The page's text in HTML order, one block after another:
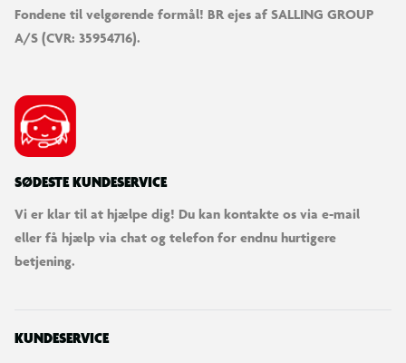
Fondene til velgørende formål! BR ejes af SALLING GROUP
A/S (CVR: 35954716).
SØDESTE KUNDESERVICE
Vi er klar til at hjælpe dig! Du kan kontakte os via e-mail
eller få hjælp via chat og telefon for endnu hurtigere
betjening.
KUNDESERVICE